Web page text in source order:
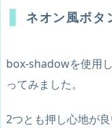
ネオン風ボタ
box-shadowを使用
ってみました。
2つとも押し心地が